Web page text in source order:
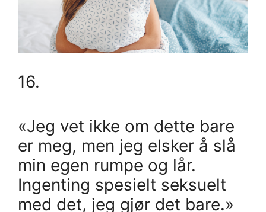
16.
«Jeg vet ikke om dette bare
er meg, men jeg elsker å slå
min egen rumpe og lår.
Ingenting spesielt seksuelt
med det, jeg gjør det bare.»